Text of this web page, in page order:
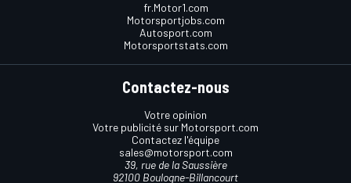
fr.Motor1.com
Motorsportjobs.com
Autosport.com
Motorsportstats.com
Contactez-nous
Votre opinion
Votre publicité sur Motorsport.com
Contactez l'équipe
sales@motorsport.com
39, rue de la Saussière
92100 Boulogne-Billancourt